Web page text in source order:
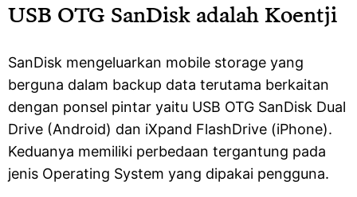
USB OTG SanDisk adalah Koentji
SanDisk mengeluarkan mobile storage yang
berguna dalam backup data terutama berkaitan
dengan ponsel pintar yaitu USB OTG SanDisk Dual
Drive (Android) dan iXpand FlashDrive (iPhone).
Keduanya memiliki perbedaan tergantung pada
jenis Operating System yang dipakai pengguna.